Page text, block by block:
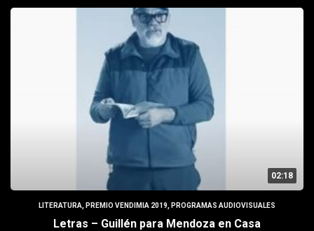
02:18
LITERATURA PREMIO VENDIMIA 2019 PROGRAMAS AUDIOVISUALES
Letras – Guillén para Mendoza en Casa